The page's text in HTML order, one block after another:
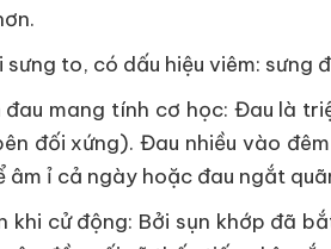
to, có dấu hiệu viêm: sưng
mang tính cơ học: Đau là
đối xứng). Đau nhiều vào
âm ỉ cả ngày hoặc đau ngắt
khi cử động: Bởi sụn khớp đã